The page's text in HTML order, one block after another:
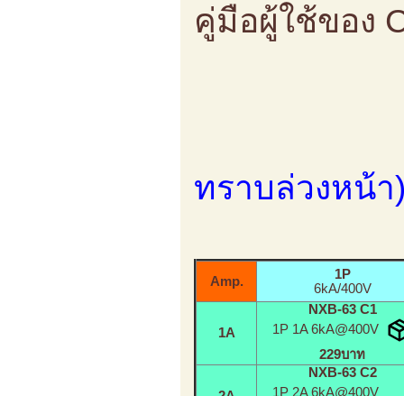
คู่มือผู้ใช้ของ
ทราบล่วงหน้า
Amp.
1P
6kA/400V
1A
NXB-63 C1
1P 1A 6kA@400V
229บาท
NXB-63 C2
1P 2A 6kA@400V